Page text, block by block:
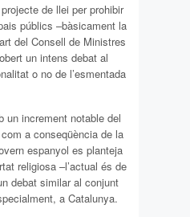
de llei per prohibir
públics –bàsicament la
del Consell de Ministres
un intens debat al
o no de l’esmentada
un increment notable del
a conseqüència de la
espanyol es planteja
religiosa –l’actual és de
debat similar al conjunt
a Catalunya.